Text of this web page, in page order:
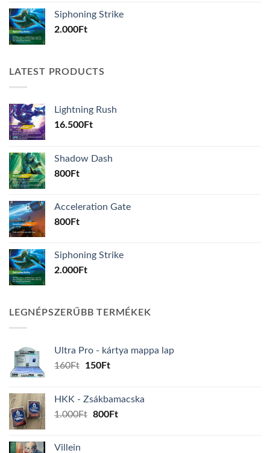
Siphoning Strike
2.000Ft
LATEST PRODUCTS
Lightning Rush
16.500Ft
Shadow Dash
800Ft
Acceleration Gate
800Ft
Siphoning Strike
2.000Ft
LEGNÉPSZERŰBB TERMÉKEK
Ultra Pro - kártya mappa lap
160Ft
Original
160Ft.
150FtCurrent
150Ft.
HKK - Zsákbamacska
1.000Ft Original
800FtCurrent
Villein